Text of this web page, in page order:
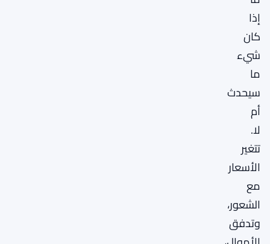
إذا
كان
شيء
ما
سيحدث
أم
لا.
تتغير
الأسعار
مع
الشعور،
وتدفق